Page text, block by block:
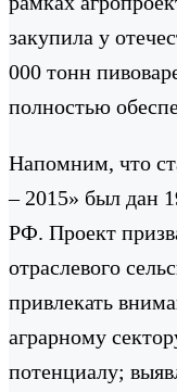
закупила у
000 тонн
полностью
Напомним, что
– 2015» был дан
РФ. Проект
отраслевого
привлекать
аграрному
потенциалу;